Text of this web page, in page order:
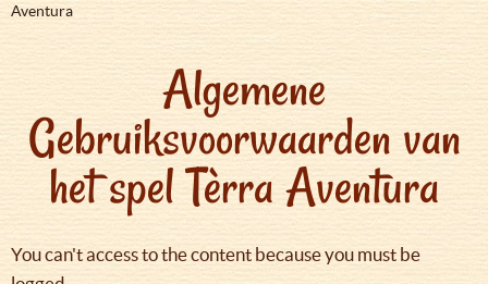
Aventura
Algemene
Gebruiksvoorwaarden van
het spel Tèrra Aventura
You can't access to the content because you must be